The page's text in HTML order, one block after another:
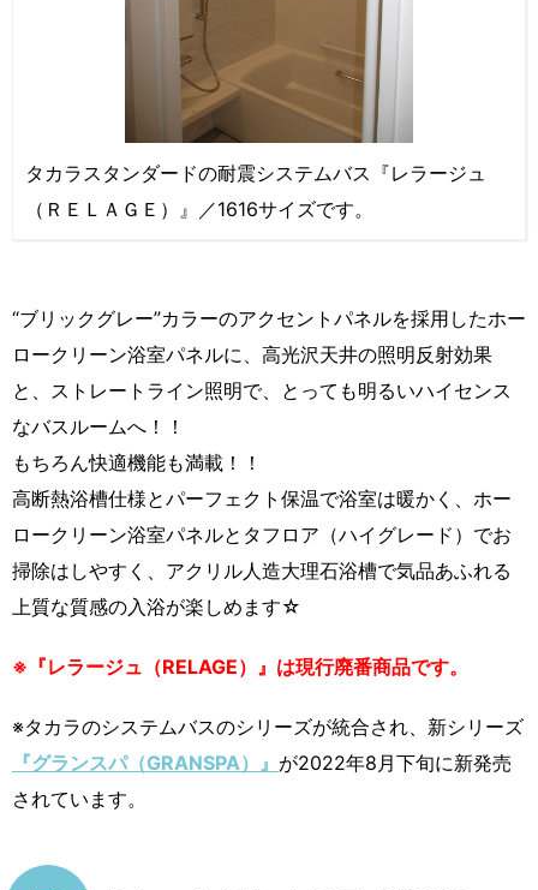
タカラスタンダードの耐震システムバス『レラージュ
（ＲＥＬＡＧＥ）』／1616サイズです。
“ブリックグレー”カラーのアクセントパネルを採用したホー
ロークリーン浴室パネルに、高光沢天井の照明反射効果
と、ストレートライン照明で、とっても明るいハイセンス
なバスルームへ！！
もちろん快適機能も満載！！
高断熱浴槽仕様とパーフェクト保温で浴室は暖かく、ホー
ロークリーン浴室パネルとタフロア（ハイグレード）でお
掃除はしやすく、アクリル人造大理石浴槽で気品あふれる
上質な質感の入浴が楽しめます☆
※『レラージュ（RELAGE）』は現行廃番商品です。
※タカラのシステムバスのシリーズが統合され、新シリーズ
『グランスパ（GRANSPA）』 が2022年8月下旬に新発売
されています。